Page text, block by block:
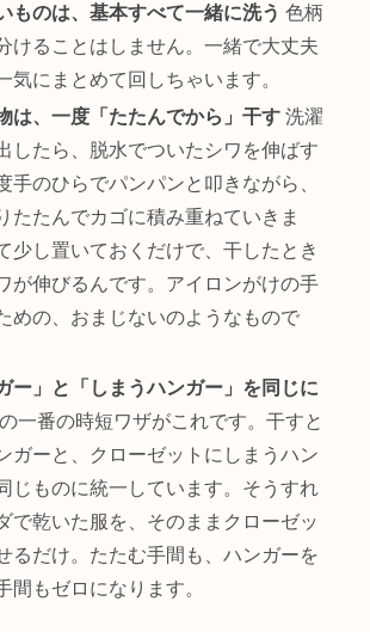
ものは、基本すべて一緒に洗う 色柄
けることはしません。一緒で大丈夫
気にまとめて回しちゃいます。
は、一度「たたんでから」干す 洗濯
したら、脱水でついたシワを伸ばす
手のひらでパンパンと叩きながら、
たたんでカゴに積み重ねていきま
少し置いておくだけで、干したとき
が伸びるんです。アイロンがけの手
めの、おまじないのようなもので
ー」と「しまうハンガー」を同じに
一番の時短ワザがこれです。干すと
ガーと、クローゼットにしまうハン
じものに統一しています。そうすれ
で乾いた服を、そのままクローゼッ
るだけ。たたむ手間も、ハンガーを
間もゼロになります。